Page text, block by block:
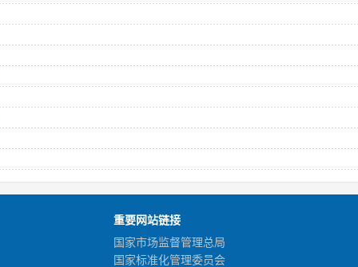
重要网站链接
国家市场监督管理总局
国家标准化管理委员会